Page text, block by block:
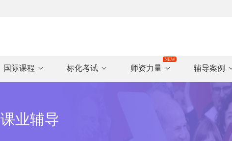
国际课程 标化考试 师资力量 辅导案例
课业辅导